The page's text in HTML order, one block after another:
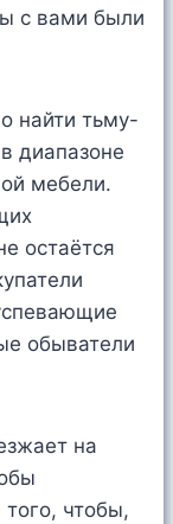
с вами были
найти тьму-
диапазоне
мебели.
остаётся
обыватели
на
чтобы,